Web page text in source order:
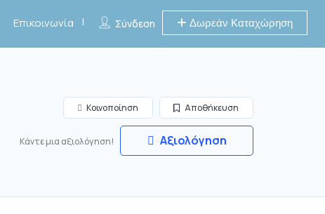
Σύνδεση Δωρεάν Καταχώρηση
Επικοινωνία
Αποθήκευση
Κοινοποίηση
Κάντε μια αξιολόγηση! Αξιολόγηση